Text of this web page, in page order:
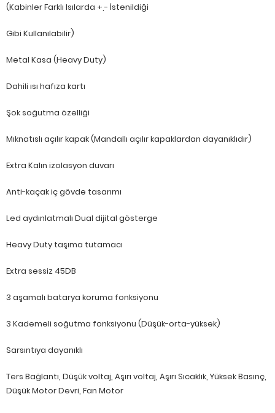
(Kabinler Farklı Isılarda +,- İstenildiği
Gibi Kullanılabilir)
Metal Kasa (Heavy Duty)
Dahili ısı hafıza kartı
Şok soğutma özelliği
Mıknatıslı açılır kapak (Mandallı açılır kapaklardan dayanıklıdır)
Extra Kalın izolasyon duvarı
Anti-kaçak iç gövde tasarımı
Led aydınlatmalı Dual dijital gösterge
Heavy Duty taşıma tutamacı
Extra sessiz 45DB
3 aşamalı batarya koruma fonksiyonu
3 Kademeli soğutma fonksiyonu (Düşük-orta-yüksek)
Sarsıntıya dayanıklı
Ters Bağlantı, Düşük voltaj, Aşırı voltaj, Aşırı Sıcaklık, Yüksek Basınç,
Düşük Motor Devri, Fan Motor